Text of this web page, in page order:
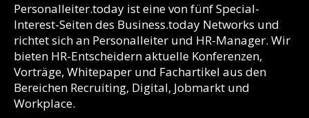
Personalleiter.today ist eine von fünf Special-
Interest-Seiten des Business.today Networks und
richtet sich an Personalleiter und HR-Manager. Wir
bieten HR-Entscheidern aktuelle Konferenzen,
Vorträge, Whitepaper und Fachartikel aus den
Bereichen Recruiting, Digital, Jobmarkt und
Workplace.